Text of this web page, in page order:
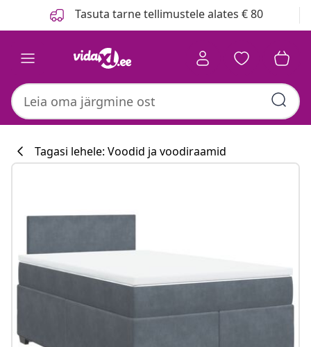
Tasuta tarne tellimustele alates € 80
#sharemevidaxl
Tagasi lehele: Voodid ja voodiraamid